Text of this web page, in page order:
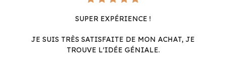
SUPER EXPÉRIENCE !
JE SUIS TRÈS SATISFAITE DE MON ACHAT, JE
TROUVE L'IDÉE GÉNIALE.